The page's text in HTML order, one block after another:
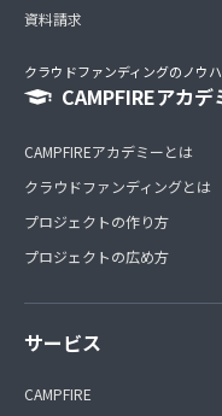
資料請求
クラウドファンディングのノウ
CAMPFIREアカデ
CAMPFIREアカデミーとは
クラウドファンディングとは
プロジェクトの作り方
プロジェクトの広め方
サービス
CAMPFIRE